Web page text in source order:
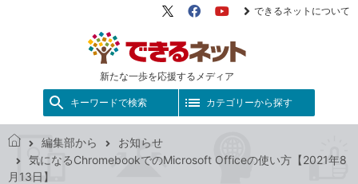
新たな一歩を応援するメディア
X（旧
FacebookYouTube
できるネットについて
キーワードで検索 カテゴリーから探す
で
き
編集部から
お知らせ
気になるChromebookでのMicrosoft Officeの使い方【2021年8
月13日】